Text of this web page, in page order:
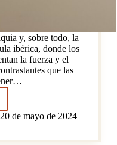
y, sobre todo, la
ibérica, donde los
la fuerza y el
que las
20 de mayo de 2024